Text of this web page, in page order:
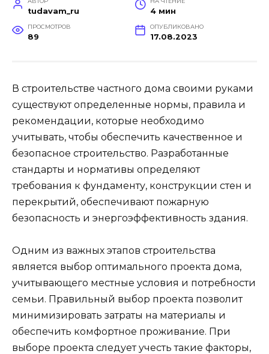
tudavam_ru 4 мин
ПРОСМОТРОВ
89
ОПУБЛИКОВАНО
17.08.2023
В строительстве частного дома своими руками
существуют определенные нормы, правила и
рекомендации, которые необходимо
учитывать, чтобы обеспечить качественное и
безопасное строительство. Разработанные
стандарты и нормативы определяют
требования к фундаменту, конструкции стен и
перекрытий, обеспечивают пожарную
безопасность и энергоэффективность здания.
Одним из важных этапов строительства
является выбор оптимального проекта дома,
учитывающего местные условия и потребности
семьи. Правильный выбор проекта позволит
минимизировать затраты на материалы и
обеспечить комфортное проживание. При
выборе проекта следует учесть такие факторы,